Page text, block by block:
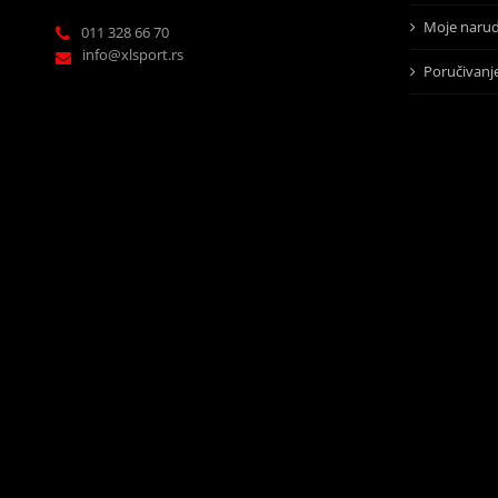
011 328 66 70
info@xlsport.rs
Moje